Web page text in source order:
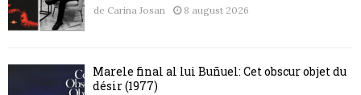
de Carina Josan 8 august 2026
Marele final al lui Buñuel: Cet obscur objet du
désir (1977)